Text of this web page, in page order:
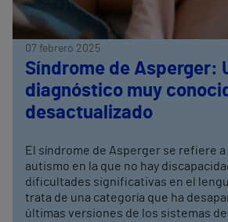
07 febrero 2025
Síndrome de Asperger:
diagnóstico muy
desactualizado
El síndrome de Asperger se refiere a
autismo en la que no hay
dificultades significativas en el
trata de una categoría que ha
últimas versiones de los sistemas